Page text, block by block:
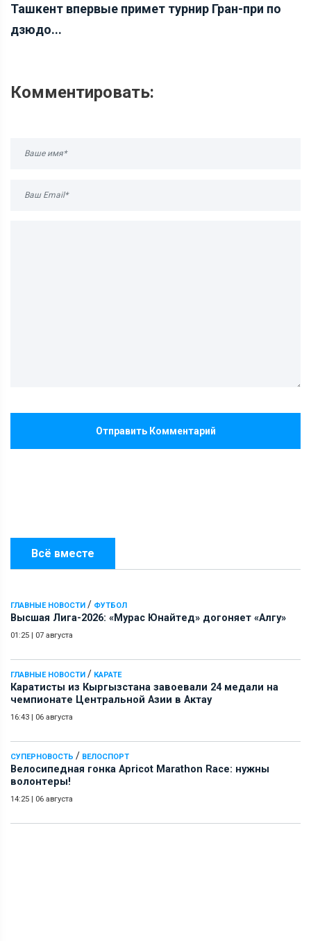
Всё вместе
ГЛАВНЫЕ НОВОСТИ / ФУТБОЛ
Высшая Лига-2026: «Мурас Юнайтед» догоняет «Алгу»
01:25 | 07 августа
ГЛАВНЫЕ НОВОСТИ / КАРАТЕ
Каратисты из Кыргызстана завоевали 24 медали на
чемпионате Центральной Азии в Актау
16:43 | 06 августа
СУПЕРНОВОСТЬ / ВЕЛОСПОРТ
Велосипедная гонка Apricot Marathon Race: нужны
волонтеры!
14:25 | 06 августа
Ташкент впервые примет турнир Гран-при по
дзюдо...
Комментировать:
Отправить Комментарий